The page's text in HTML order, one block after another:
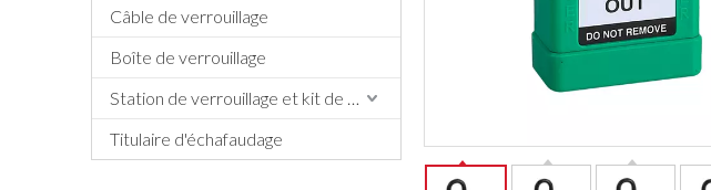
Câble de verrouillage
Boîte de verrouillage
Station de verrouillage et kit de verrouillage
Titulaire d'échafaudage